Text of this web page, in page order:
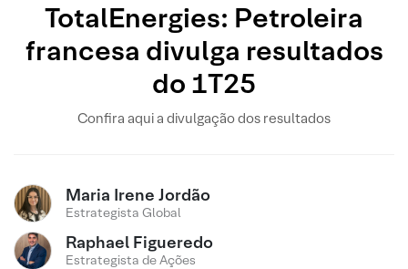
TotalEnergies: Petroleira
francesa divulga resultados
do 1T25
Confira aqui a divulgação dos resultados
Maria Irene Jordão
Estrategista Global
Raphael Figueredo
Estrategista de Ações